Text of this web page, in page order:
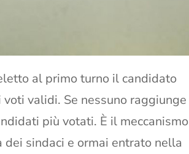
al primo turno il candidato
validi. Se nessuno raggiunge
più votati. È il meccanismo
sindaci e ormai entrato nella